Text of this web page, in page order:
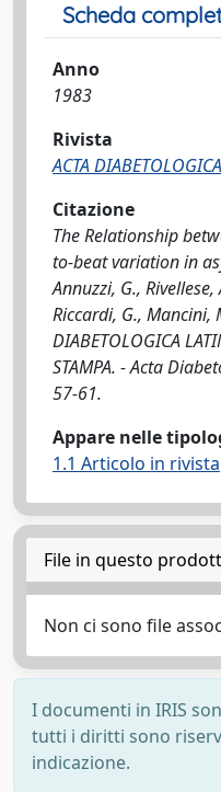
Scheda
Anno
1983
Rivista
ACTA
Citazione
The Relationship
to-beat variation in
Annuzzi, G., Rivellese,
Riccardi, G., Mancini,
DIABETOLOGICA
STAMPA. - Acta
57-61.
Appare nelle
1.1 Articolo in rivista
File in questo
Non ci sono file
I documenti in IRIS
tutti i diritti sono
indicazione.